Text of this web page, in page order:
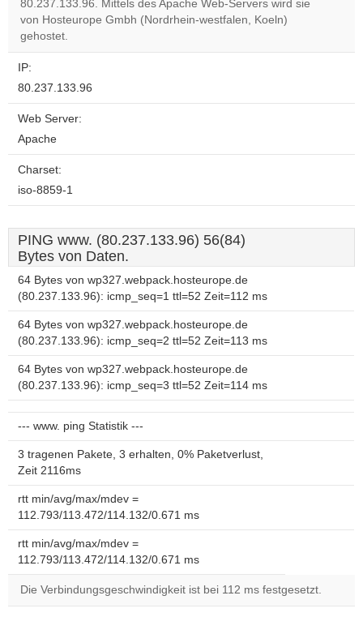
80.237.133.96. Mittels des Apache Web-Servers wird sie
von Hosteurope Gmbh (Nordrhein-westfalen, Koeln)
gehostet.
IP:
80.237.133.96
Web Server:
Apache
Charset:
iso-8859-1
PING www. (80.237.133.96) 56(84)
Bytes von Daten.
64 Bytes von wp327.webpack.hosteurope.de
(80.237.133.96): icmp_seq=1 ttl=52 Zeit=112 ms
64 Bytes von wp327.webpack.hosteurope.de
(80.237.133.96): icmp_seq=2 ttl=52 Zeit=113 ms
64 Bytes von wp327.webpack.hosteurope.de
(80.237.133.96): icmp_seq=3 ttl=52 Zeit=114 ms
--- www. ping Statistik ---
3 tragenen Pakete, 3 erhalten, 0% Paketverlust,
Zeit 2116ms
rtt min/avg/max/mdev =
112.793/113.472/114.132/0.671 ms
rtt min/avg/max/mdev =
112.793/113.472/114.132/0.671 ms
Die Verbindungsgeschwindigkeit ist bei 112 ms festgesetzt.